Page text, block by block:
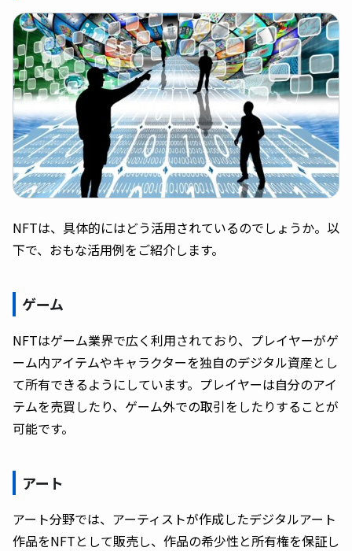
NFTは、具体的にはどう活用されているのでしょうか。以
下で、おもな活用例をご紹介します。
ゲーム
NFTはゲーム業界で広く利用されており、プレイヤーがゲ
ーム内アイテムやキャラクターを独自のデジタル資産とし
て所有できるようにしています。プレイヤーは自分のアイ
テムを売買したり、ゲーム外での取引をしたりすることが
可能です。
アート
アート分野では、アーティストが作成したデジタルアート
作品をNFTとして販売し、作品の希少性と所有権を保証し